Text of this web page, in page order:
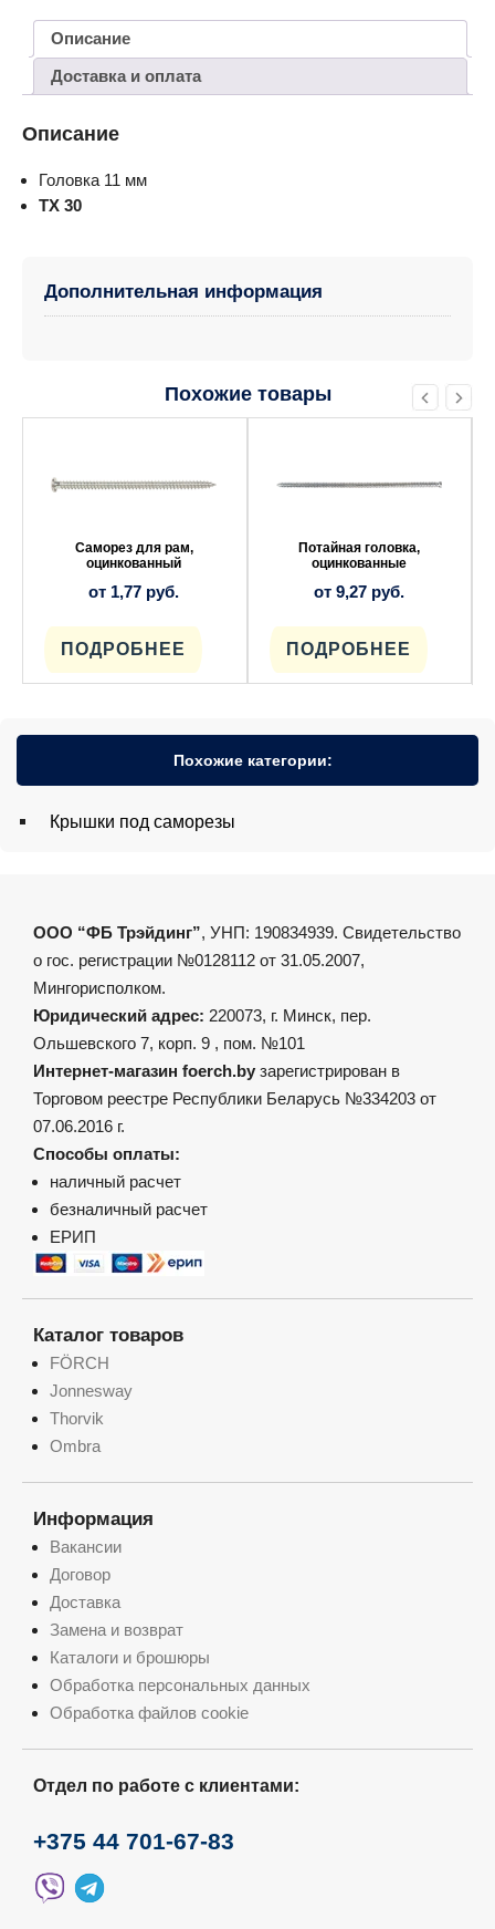
Описание
Доставка и оплата
Описание
Головка 11 мм
TX 30
Дополнительная информация
Похожие товары
Саморез для рам,
оцинкованный
от 1,77 руб.
ПОДРОБНЕЕ
несколько
выбрать
товара.
Потайная головка,
оцинкованные
от 9,27 руб.
ПОДРОБНЕЕ
несколько
выбрать
товара.
Похожие категории:
Крышки под саморезы
ООО “ФБ Трэйдинг”, УНП: 190834939. Свидетельство
о гос. регистрации №0128112 от 31.05.2007,
Мингорисполком.
Юридический адрес: 220073, г. Минск, пер.
Ольшевского 7, корп. 9 , пом. №101
Интернет-магазин foerch.by зарегистрирован в
Торговом реестре Республики Беларусь №334203 от
07.06.2016 г.
Способы оплаты:
наличный расчет
безналичный расчет
ЕРИП
Каталог товаров
FÖRCH
Jonnesway
Thorvik
Ombra
Информация
Вакансии
Договор
Доставка
Замена и возврат
Каталоги и брошюры
Обработка персональных данных
Обработка файлов cookie
Отдел по работе с клиентами:
+375 44 701-67-83